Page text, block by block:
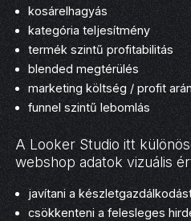
kosárelhagyás
kategória teljesítmény
termék szintű profitabilitás
blended megtérülés
marketing költség / profit
funnel szintű lebomlás
A Looker Studio itt
webshop adatok vizuális
javítani a
csökkenteni a felesleges